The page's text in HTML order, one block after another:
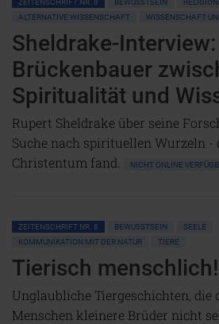
ZEITENSCHRIFT NR. 8 BEWUSSTSEIN
ALTERNATIVE WISSENSCHAFT
WISSENSCHAFT
Sheldrake-Interview:
Brückenbauer
Spiritualität und
Rupert Sheldrake über seine
Suche nach spirituellen Wurzeln -
Christentum fand.
NICHT ONLINE
ZEITENSCHRIFT NR. 8 BEWUSSTSEIN
SEELE
KOMMUNIKATION MIT DER NATUR
TIERE
Tierisch menschlich!
Unglaubliche Tiergeschichten, die
Menschen kleinere Brüder nicht